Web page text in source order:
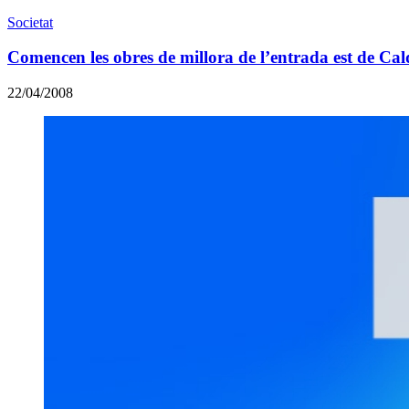
Societat
Comencen les obres de millora de l’entrada est de
22/04/2008